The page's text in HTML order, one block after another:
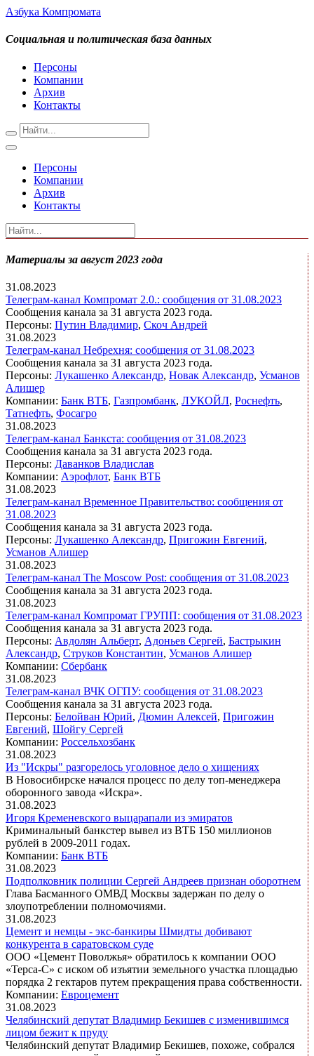
Азбука Компромата
Социальная и политическая база данных
Персоны
Компании
Архив
Контакты
Персоны
Компании
Архив
Контакты
Материалы за август 2023 года
31.08.2023
Телеграм-канал Компромат 2.0.: сообщения от 31.08.2023
Сообщения канала за 31 августа 2023 года.
Персоны: Путин Владимир, Скоч Андрей
31.08.2023
Телеграм-канал Небрехня: сообщения от 31.08.2023
Сообщения канала за 31 августа 2023 года.
Персоны: Лукашенко Александр, Новак Александр, Усманов
Алишер
Компании: Банк ВТБ, Газпромбанк, ЛУКОЙЛ, Роснефть,
Татнефть, Фосагро
31.08.2023
Телеграм-канал Банкста: сообщения от 31.08.2023
Сообщения канала за 31 августа 2023 года.
Персоны: Даванков Владислав
Компании: Аэрофлот, Банк ВТБ
31.08.2023
Телеграм-канал Временное Правительство: сообщения от
31.08.2023
Сообщения канала за 31 августа 2023 года.
Персоны: Лукашенко Александр, Пригожин Евгений,
Усманов Алишер
31.08.2023
Телеграм-канал The Moscow Post: сообщения от 31.08.2023
Сообщения канала за 31 августа 2023 года.
31.08.2023
Телеграм-канал Компромат ГРУПП: сообщения от 31.08.2023
Сообщения канала за 31 августа 2023 года.
Персоны: Авдолян Альберт, Адоньев Сергей, Бастрыкин
Александр, Струков Константин, Усманов Алишер
Компании: Сбербанк
31.08.2023
Телеграм-канал ВЧК ОГПУ: сообщения от 31.08.2023
Сообщения канала за 31 августа 2023 года.
Персоны: Белойван Юрий, Дюмин Алексей, Пригожин
Евгений, Шойгу Сергей
Компании: Россельхозбанк
31.08.2023
Из "Искры" разгорелось уголовное дело о хищениях
В Новосибирске начался процесс по делу топ-менеджера
оборонного завода «Искра».
31.08.2023
Игоря Кременевского выцарапали из эмиратов
Криминальный банкстер вывел из ВТБ 150 миллионов
рублей в 2009-2011 годах.
Компании: Банк ВТБ
31.08.2023
Подполковник полиции Сергей Андреев признан оборотнем
Глава Басманного ОМВД Москвы задержан по делу о
злоупотреблении полномочиями.
31.08.2023
Цемент и немцы - экс-банкиры Шмидты добивают
конкурента в саратовском суде
ООО «Цемент Поволжья» обратилось к компании ООО
«Терса-С» с иском об изъятии земельного участка площадью
порядка 2 гектаров путем прекращения права собственности.
Компании: Евроцемент
31.08.2023
Челябинский депутат Владимир Бекишев с изменившимся
лицом бежит к пруду
Челябинский депутат Владимир Бекишев, похоже, собрался